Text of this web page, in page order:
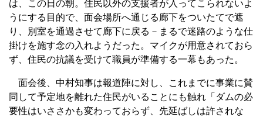
は、この日の朝。住民以外の支援者が入ってこられないよ
うにする目的で、面会場所へ通じる廊下をついたてで遮
り、別室を通過させて廊下に戻る－まるで迷路のような仕
掛けを施す念の入れようだった。マイクが用意されておら
ず、住民の抗議を受けて職員が準備する一幕もあった。
面会後、中村知事は報道陣に対し、これまでに事業に賛
同して予定地を離れた住民がいることにも触れ「ダムの必
要性はいささかも変わっておらず、先延ばしは許されな